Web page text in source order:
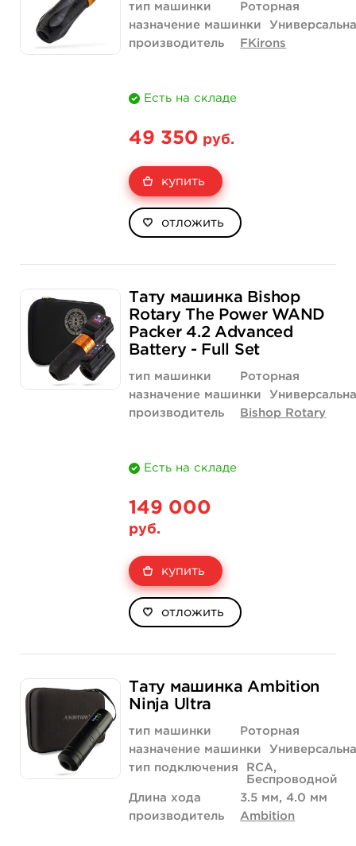
тип машинки
Роторная
назначение машинки
производитель
FKirons
Есть на складе
49 350 руб.
купить
отложить
Тату машинка Bishop
Rotary The Power WAND
Packer 4.2 Advanced
Battery - Full Set
тип машинки
Роторная
назначение машинки
производитель
Bishop Rotary
Есть на складе
149 000
руб.
купить
отложить
Тату машинка Ambition
Ninja Ultra
тип машинки
Роторная
назначение машинки
тип подключения
RCA,
Беспроводной
Длина хода
3.5 мм, 4.0 мм
производитель
Ambition